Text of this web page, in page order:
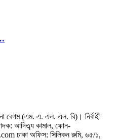
বেগম (এম. এ. এল. এল. বি) । নির্বাহী
আদিত্ব্য কামাল, ফোন-
ঢাকা অফিস: সিলিকন রুমি, ৬৫/১,